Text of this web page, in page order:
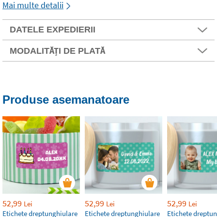
Mai multe detalii
DATELE EXPEDIERII
MODALITĂȚI DE PLATĂ
Produse asemanatoare
52,99 Lei
Etichete dreptunghiulare
52,99 Lei
Etichete dreptunghiulare
52,99 Lei
Etichete